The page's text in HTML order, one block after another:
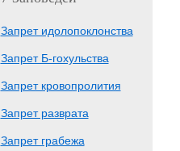
Запрет идолопоклонства
Запрет Б-гохульства
Запрет кровопролития
Запрет разврата
Запрет грабежа